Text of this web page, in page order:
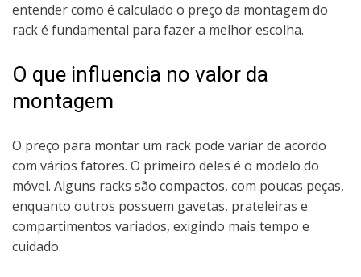
entender como é calculado o preço da montagem do
rack é fundamental para fazer a melhor escolha.
O que influencia no valor da
montagem
O preço para montar um rack pode variar de acordo
com vários fatores. O primeiro deles é o modelo do
móvel. Alguns racks são compactos, com poucas peças,
enquanto outros possuem gavetas, prateleiras e
compartimentos variados, exigindo mais tempo e
cuidado.